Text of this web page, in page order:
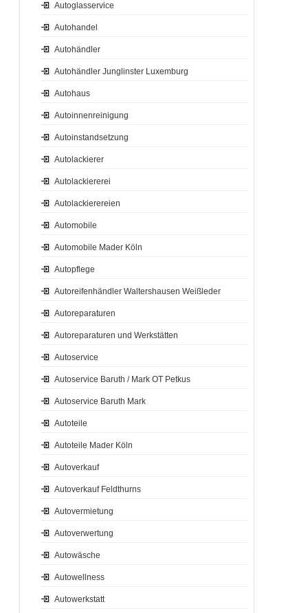
Autoglasservice
Autohandel
Autohändler
Autohändler Junglinster Luxemburg
Autohaus
Autoinnenreinigung
Autoinstandsetzung
Autolackierer
Autolackiererei
Autolackierereien
Automobile
Automobile Mader Köln
Autopflege
Autoreifenhändler Waltershausen Weißleder
Autoreparaturen
Autoreparaturen und Werkstätten
Autoservice
Autoservice Baruth / Mark OT Petkus
Autoservice Baruth Mark
Autoteile
Autoteile Mader Köln
Autoverkauf
Autoverkauf Feldthurns
Autovermietung
Autoverwertung
Autowäsche
Autowellness
Autowerkstatt